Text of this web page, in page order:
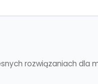
rozwiązaniach dla